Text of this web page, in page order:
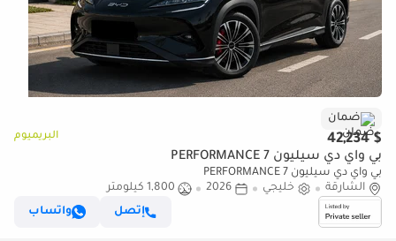
ضمان
$ 42,234 البريميوم
بي واي دي سيليون 7 PERFORMANCE
بي واي دي سيليون 7 PERFORMANCE
الشارقة
خليجي 2026
1,800 كيلومتر
إتصل
واتساب